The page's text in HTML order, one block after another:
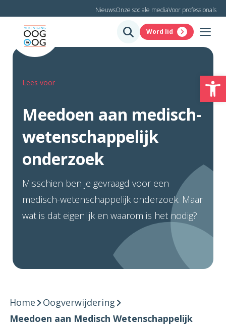
NieuwsOnze sociale mediaVoor professionals
Word lid
Lees voor
Meedoen aan medisch-
wetenschappelijk
onderzoek
Misschien ben je gevraagd voor een
medisch-wetenschappelijk onderzoek. Maar
wat is dat eigenlijk en waarom is het nodig?
Home
Oogverwijdering
Meedoen aan Medisch Wetenschappelijk